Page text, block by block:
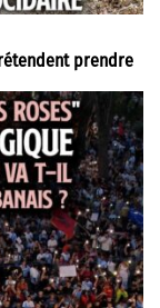
prendre